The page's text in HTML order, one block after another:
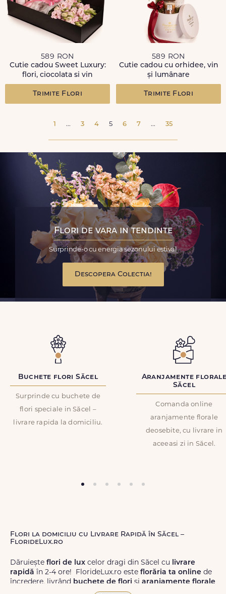
589 RON
Cutie cadou Sweet Luxury:
flori, ciocolata si vin
Trimite Flori
589 RON
Cutie cadou cu orhidee, vin
și lumânare
Trimite Flori
1 ... 3 4 5 6 7 ... 35
Flori de vara in tendinte
Surprinde-o cu energia sezonului estival
Descopera Colectia!
Buchete flori Săcel
Surprinde cu buchete de
flori speciale in Săcel –
livrare rapida la domiciliu.
Aranjamente
Săcel
Comanda online
aranjamente florale
deosebite, cu livrare in
aceeasi zi in Săcel.
Flori la domiciliu cu Livrare Rapidă în Săcel –
FlorideLux.ro
Dăruiește flori de lux celor dragi din Săcel cu livrare
rapidă în 2-4 ore! FlorideLux.ro este florăria ta online de
încredere, livrând buchete de flori și aranjamente florale
de calitate superioară în Săcel și în toată România.